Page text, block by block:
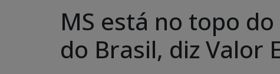
MS está no topo
do Brasil, diz Valor